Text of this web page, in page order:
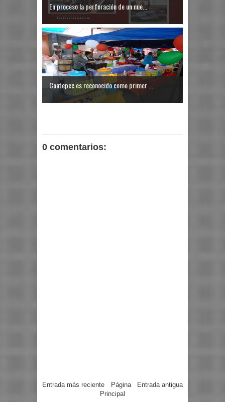
En proceso la perforación de un nue...
Coatepec es reconocido como primer ...
0 comentarios:
Entrada más reciente Entrada antigua
Página
Principal